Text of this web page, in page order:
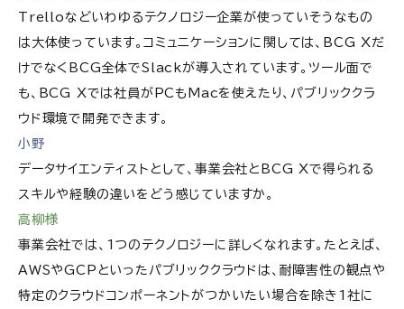
Trelloなどいわゆるテクノロジー企業が使っていそうなもの
は大体使っています。コミュニケーションに関しては、BCG Xだ
けでなくBCG全体でSlackが導入されています。ツール面で
も、BCG Xでは社員がPCもMacを使えたり、パブリッククラ
ウド環境で開発できます。
小野
データサイエンティストとして、事業会社とBCG Xで得られる
スキルや経験の違いをどう感じていますか。
高柳様
事業会社では、1つのテクノロジーに詳しくなれます。たとえば、
AWSやGCPといったパブリッククラウドは、耐障害性の観点や
特定のクラウドコンポーネントがつかいたい場合を除き1社に